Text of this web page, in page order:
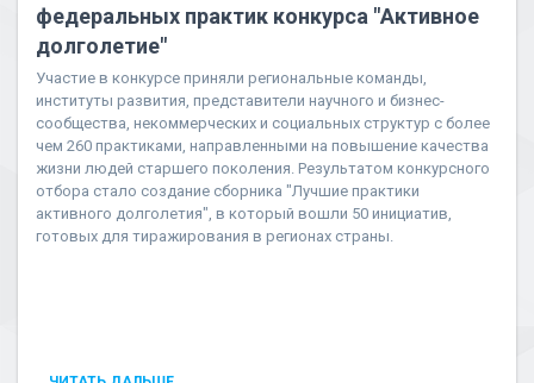
федеральных практик конкурса "Активное
долголетие"
Участие в конкурсе приняли региональные команды,
институты развития, представители научного и бизнес-
сообщества, некоммерческих и социальных структур с более
чем 260 практиками, направленными на повышение качества
жизни людей старшего поколения. Результатом конкурсного
отбора стало создание сборника "Лучшие практики
активного долголетия", в который вошли 50 инициатив,
готовых для тиражирования в регионах страны.